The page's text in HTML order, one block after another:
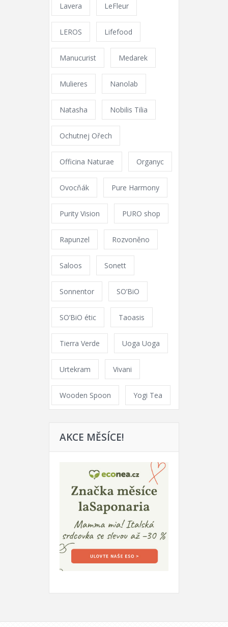
Lavera LeFleur
LEROS Lifefood
Manucurist Medarek
Mulieres Nanolab
Natasha Nobilis Tilia
Ochutnej Ořech
Officina Naturae Organyc
Ovocňák Pure Harmony
Purity Vision PURO shop
Rapunzel Rozvoněno
Saloos Sonett
Sonnentor SO’BiO
SO’BiO étic Taoasis
Tierra Verde Uoga Uoga
Urtekram Vivani
Wooden Spoon Yogi Tea
AKCE MĚSÍCE!